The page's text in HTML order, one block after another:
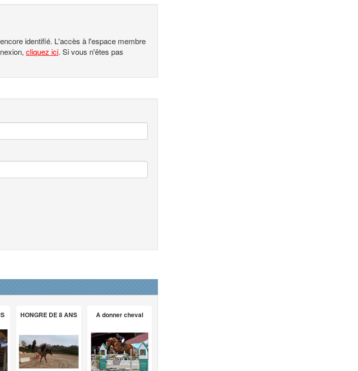
identifié. L'accès à l'espace membre
cliquez ici. Si vous n'êtes pas
HONGRE DE 8 ANS A donner cheval